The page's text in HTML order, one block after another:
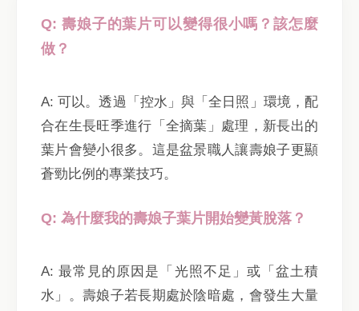
Q: 壽娘子的葉片可以變得很小嗎？該怎麼
做？
A: 可以。透過「控水」與「全日照」環境，配
合在生長旺季進行「全摘葉」處理，新長出的
葉片會變小很多。這是盆景職人讓壽娘子更顯
蒼勁比例的專業技巧。
Q: 為什麼我的壽娘子葉片開始變黃脫落？
A: 最常見的原因是「光照不足」或「盆土積
水」。壽娘子若長期處於陰暗處，會發生大量